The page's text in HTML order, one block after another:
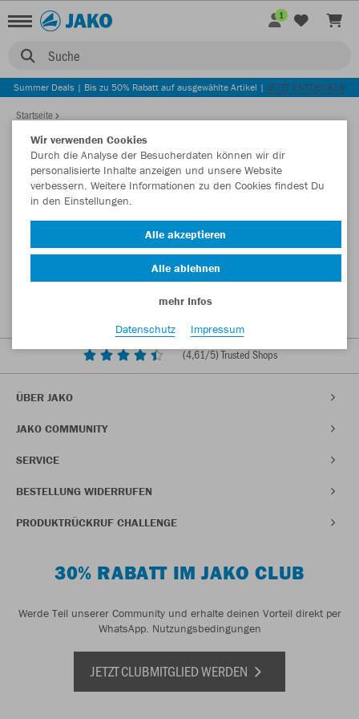
Suche
1
Summer Deals | Bis zu 50% Rabatt auf ausgewählte Artikel | JETZT ENTDECKEN
Startseite
(4,61/5) Trusted Shops
ÜBER JAKO
JAKO COMMUNITY
SERVICE
BESTELLUNG WIDERRUFEN
PRODUKTRÜCKRUF CHALLENGE
30% RABATT IM JAKO CLUB
Werde Teil unserer Community und erhalte deinen Vorteil direkt per
WhatsApp. Nutzungsbedingungen
JETZT CLUBMITGLIED WERDEN
Wir verwenden Cookies
Durch die Analyse der Besucherdaten können wir dir
personalisierte Inhalte anzeigen und unsere Website
verbessern. Weitere Informationen zu den Cookies findest Du
in den Einstellungen.
Alle akzeptieren
Alle ablehnen
mehr Infos
Datenschutz
Impressum